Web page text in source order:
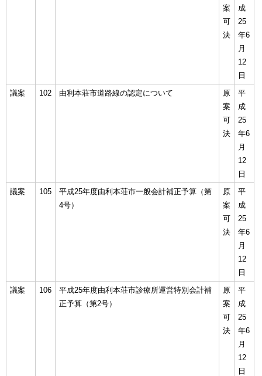
案
可
決
成
25
年6
月
12
日
議案
102 由利本荘市道路線の認定について
原
案
可
決
平
成
25
年6
月
12
日
議案
105
平成25年度由利本荘市一般会計補正予算（第
4号）
原
案
可
決
平
成
25
年6
月
12
日
議案
106
平成25年度由利本荘市診療所運営特別会計補
正予算（第2号）
原
案
可
決
平
成
25
年6
月
12
日